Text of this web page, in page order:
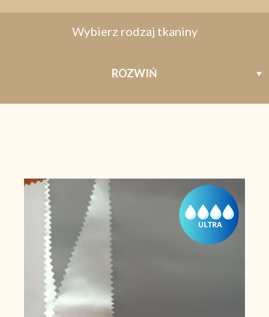
Wybierz rodzaj tkaniny
ROZWIŃ